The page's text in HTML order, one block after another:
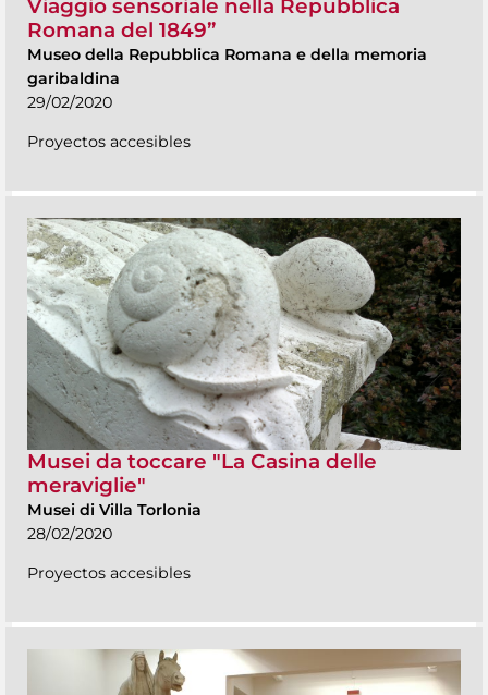
Viaggio sensoriale nella Repubblica
Romana del 1849”
Museo della Repubblica Romana e della memoria
garibaldina
29/02/2020
Proyectos accesibles
Musei da toccare "La Casina delle
meraviglie"
Musei di Villa Torlonia
28/02/2020
Proyectos accesibles